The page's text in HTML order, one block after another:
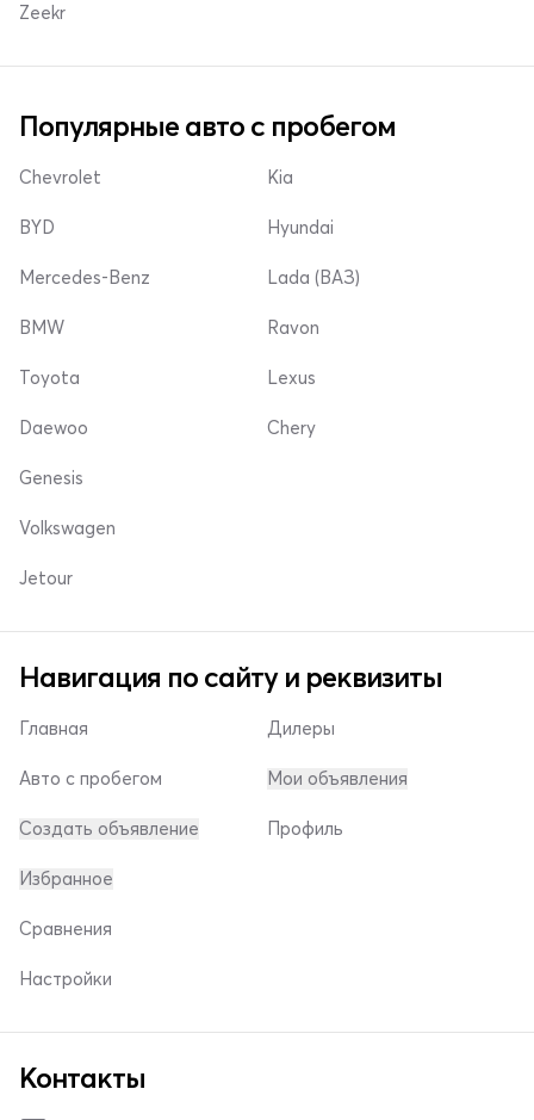
Zeekr
Популярные авто с пробегом
Chevrolet
BYD
Mercedes-Benz
Kia
Hyundai
Lada (ВАЗ)
BMW
Toyota
Daewoo
Ravon
Lexus
Chery
Genesis
Volkswagen
Jetour
Навигация по сайту и реквизиты
Главная
Авто с пробегом
Создать объявление
Дилеры
Мои объявления
Профиль
Избранное
Сравнения
Настройки
Контакты